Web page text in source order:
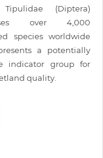
(Diptera)
over 4,000
species worldwide
a potentially
indicator group for
quality.